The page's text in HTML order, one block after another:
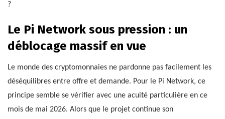
?
Le Pi Network sous pression : un
déblocage massif en vue
Le monde des cryptomonnaies ne pardonne pas facilement les
déséquilibres entre offre et demande. Pour le Pi Network, ce
principe semble se vérifier avec une acuité particulière en ce
mois de mai 2026. Alors que le projet continue son